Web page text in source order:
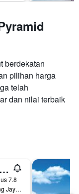
berdekatan
pilihan harga
telah
dan nilai terbaik
Dorsett Grand Subang
7.8
Jalan SS12/1, Subang Jaya, Malaysia